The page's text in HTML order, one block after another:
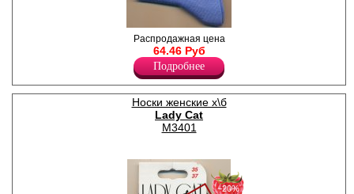
Женские носки с принтом
Лайкра 3%
Полиамид 22%
Хлопок 75%
Распродажная цена
64.46 Руб
Подробнее
Носки женские х\б
Lady Cat
М3401
−20%